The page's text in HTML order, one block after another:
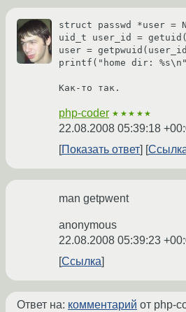
struct passwd *user =
uid_t user_id =
user =
printf("home dir:
Как-то так.
php-coder ★★★★★
22.08.2008 05:39:18
Показать ответ
man getpwent
anonymous
22.08.2008 05:39:23
Ссылка
Ответ на: комментарий от php-